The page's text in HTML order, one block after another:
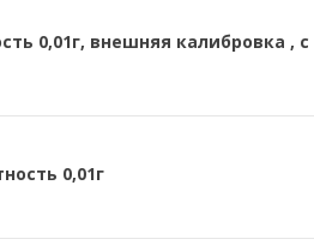
0,01г, внешняя калибровка , с
0,01г